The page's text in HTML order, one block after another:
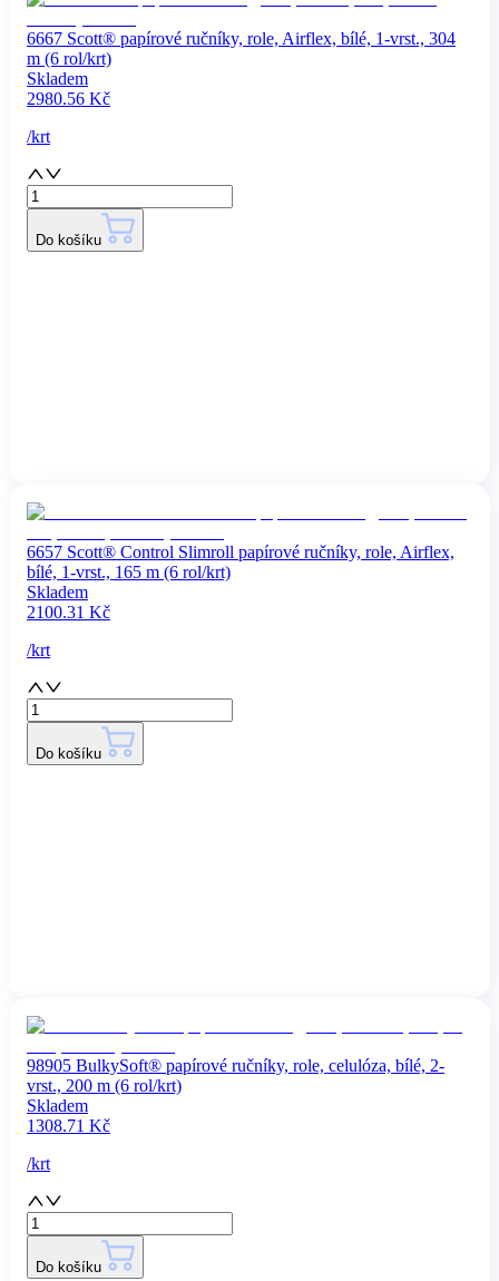
6667 Scott® papírové ručníky, role, Airflex, bílé, 1-vrst., 304
m (6 rol/krt)
Skladem
2980.56 Kč
/krt
Do košíku
6657 Scott® Control Slimroll papírové ručníky, role, Airflex,
bílé, 1-vrst., 165 m (6 rol/krt)
Skladem
2100.31 Kč
/krt
Do košíku
98905 BulkySoft® papírové ručníky, role, celulóza, bílé, 2-
vrst., 200 m (6 rol/krt)
Skladem
1308.71 Kč
/krt
Do košíku